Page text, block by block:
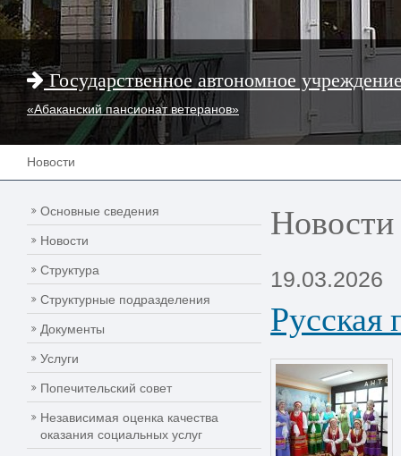
Государственное автономное
«Абаканский пансионат ветеранов»
Новости
Основные сведения
Новости
Структура
Структурные подразделения
Документы
Услуги
Попечительский совет
Независимая оценка качества
оказания социальных услуг
Новости
19.03.2026